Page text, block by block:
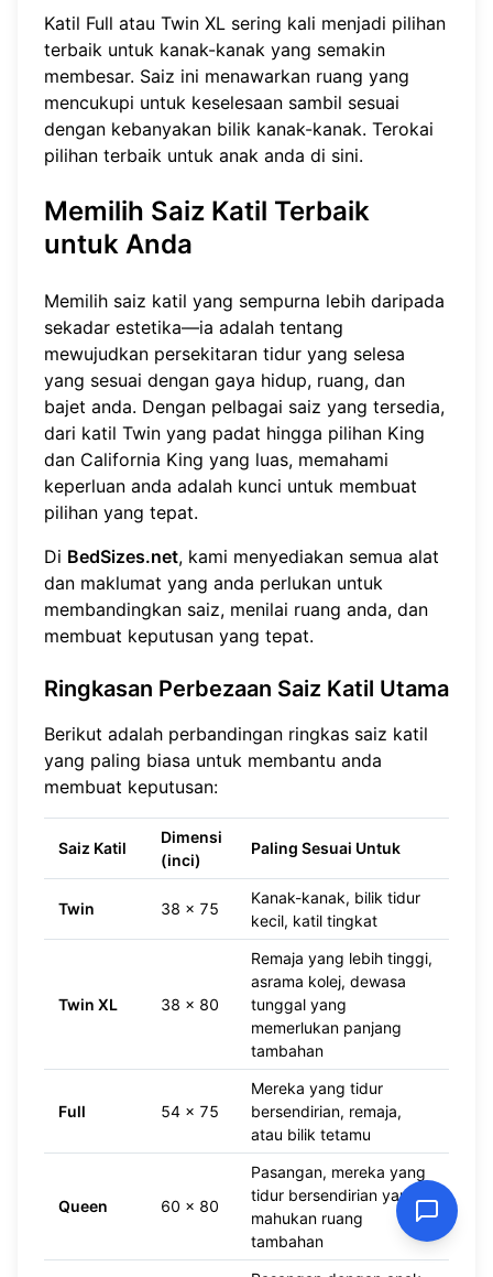
Katil Full atau Twin XL sering kali menjadi pilihan
terbaik untuk kanak-kanak yang semakin
membesar. Saiz ini menawarkan ruang yang
mencukupi untuk keselesaan sambil sesuai
dengan kebanyakan bilik kanak-kanak. Terokai
pilihan terbaik untuk anak anda di sini.
Memilih Saiz Katil Terbaik
untuk Anda
Memilih saiz katil yang sempurna lebih daripada
sekadar estetika—ia adalah tentang
mewujudkan persekitaran tidur yang selesa
yang sesuai dengan gaya hidup, ruang, dan
bajet anda. Dengan pelbagai saiz yang tersedia,
dari katil Twin yang padat hingga pilihan King
dan California King yang luas, memahami
keperluan anda adalah kunci untuk membuat
pilihan yang tepat.
Di BedSizes.net, kami menyediakan semua alat
dan maklumat yang anda perlukan untuk
membandingkan saiz, menilai ruang anda, dan
membuat keputusan yang tepat.
Ringkasan Perbezaan Saiz Katil Utama
Berikut adalah perbandingan ringkas saiz katil
yang paling biasa untuk membantu anda
membuat keputusan:
Saiz Katil
Dimensi
(inci)
Paling Sesuai Untuk
Twin 38 x 75
Kanak-kanak, bilik tidur
kecil, katil tingkat
Twin XL 38 x 80
Remaja yang lebih tinggi,
asrama kolej, dewasa
tunggal yang
memerlukan panjang
tambahan
Full 54 x 75
Mereka yang tidur
bersendirian, remaja,
atau bilik tetamu
Queen 60 x 80
Pasangan, mereka yang
tidur bersendirian yang
mahukan ruang
tambahan